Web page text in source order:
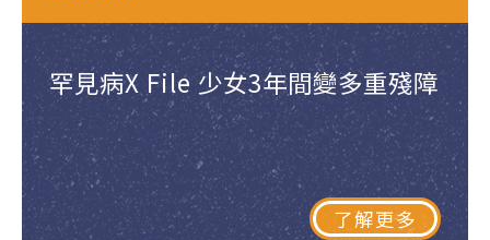
罕見病X File 少女3年間變多重殘障
了解更多